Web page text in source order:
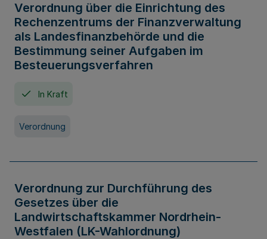
Verordnung über die Einrichtung des
Rechenzentrums der Finanzverwaltung
als Landesfinanzbehörde und die
Bestimmung seiner Aufgaben im
Besteuerungsverfahren
In Kraft
Verordnung
Verordnung zur Durchführung des
Gesetzes über die
Landwirtschaftskammer Nordrhein-
Westfalen (LK-Wahlordnung)